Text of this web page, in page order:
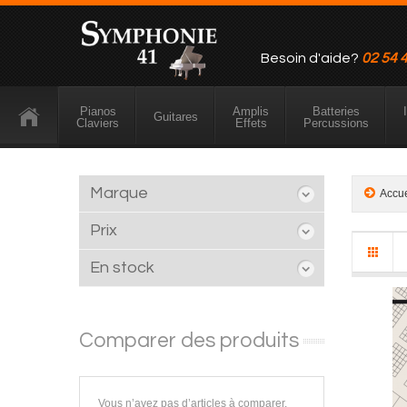
Besoin d'aide? 02 54
Pianos
Claviers
Guitares
Amplis
Effets
Batteries
Percussions
Marque
Prix
En stock
Comparer des produits
Vous n’avez pas d’articles à comparer.